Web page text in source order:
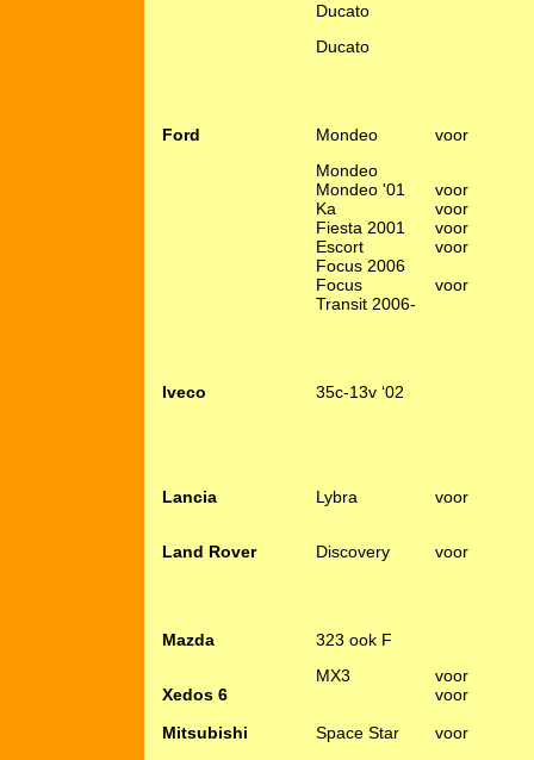
Ducato
Ducato
Ford Mondeo
voor
Mondeo
Mondeo '01
voor
Ka
voor
Fiesta 2001
voor
Escort
voor
Focus 2006
Focus
voor
Transit 2006-
Iveco 35c-13v ‘02
Lancia Lybra voor
Land Rover Discovery voor
Mazda
323 ook F
MX3
voor
Xedos 6
voor
Mitsubishi
Space Star voor